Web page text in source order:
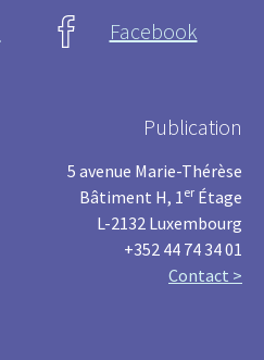
Facebook
Publication
5 avenue Marie-Thérèse
Bâtiment H, 1 er Étage
L-2132 Luxembourg
+352 44 74 34 01
Contact >